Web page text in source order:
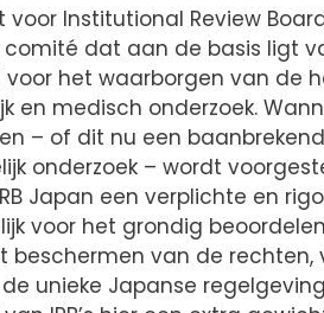
voor Institutional Review
dat aan de basis ligt
voor het waarborgen van de
en medisch onderzoek.
– of dit nu een
onderzoek – wordt
Japan een verplichte en
voor het grondig
beschermen van de rechten,
unieke Japanse